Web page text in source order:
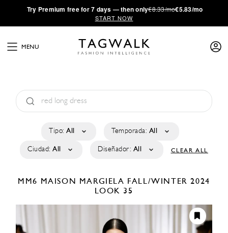
·Try Premium free for 7 days — then only€8.33/mo€5.83/mo
START NOW
MENU
Tipo: All Temporada: All
Ciudad: All Diseñador: All CLEAR ALL
MM6 MAISON MARGIELA FALL/WINTER 2024
LOOK 35